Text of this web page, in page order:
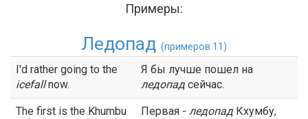
Примеры:
Ледопад (примеров 11)
I'd rather going to the
icefallnow.
Я бы лучше пошел на
ледопад сейчас.
The first is the Khumbu
Первая - ледопад Кхумбу,